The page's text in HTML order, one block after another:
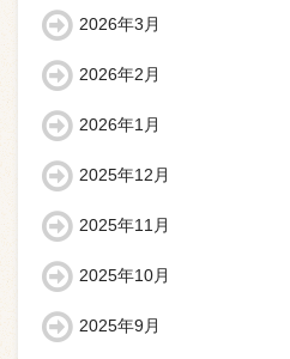
2026年3月
2026年2月
2026年1月
2025年12月
2025年11月
2025年10月
2025年9月